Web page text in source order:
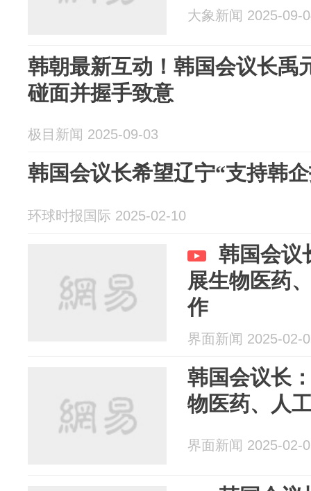
大象新闻 2025-09-
韩朝最新互动！韩国会议长禹
碰面并握手致意
极目新闻 2025-09-03
韩国会议长希望辽宁“支持韩
环球时报国际 2025-02-10
韩国会议
展生物医药
作
界面新闻 2025-02-
韩国会议长
物医药、人
界面新闻 2025-02-